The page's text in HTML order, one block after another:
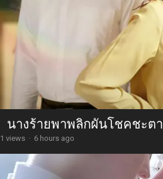
นางร้ายพาพลิกผันโชคชะตา
1 views · 6 hours ago